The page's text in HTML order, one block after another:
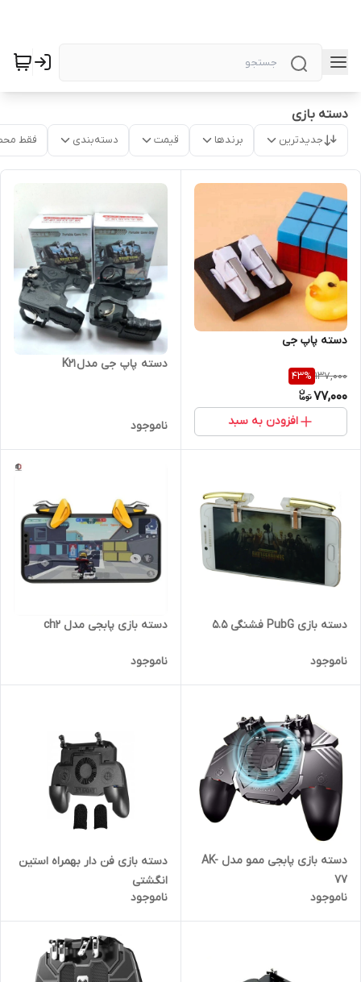
دسته بازی
جدیدترین برندها قیمت دسته‌بندی فقط
دسته پاپ جی
137,000
43%
77,000
افزودن به سبد
دسته پاپ جی مدل K21
ناموجود
دسته بازی PubG فشنگی 5.5
ناموجود
دسته بازی پابجی مدل ch2
ناموجود
دسته بازی پابجی ممو مدل AK-
77
ناموجود
دسته بازی فن دار بهمراه استین
انگشتی
ناموجود